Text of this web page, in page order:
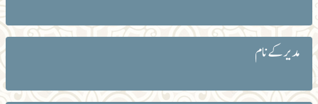
مدیر کے نام